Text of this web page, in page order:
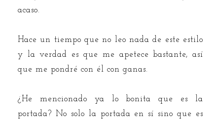
acaso.
Hace un tiempo que no leo nada de este estilo
y la verdad es que me apetece bastante, así
que me pondré con él con ganas.
¿He mencionado ya lo bonita que es la
portada? No solo la portada en sí sino que es